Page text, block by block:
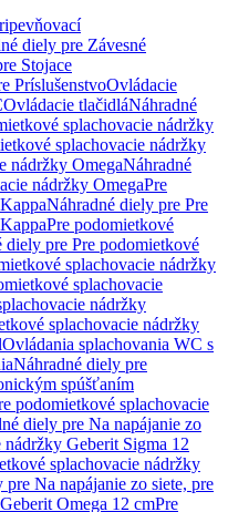
diely pre Závesné
Stojace
PríslušenstvoOvládacie
Ovládacie tlačidláNáhradné
splachovacie nádržky
splachovacie nádržky
nádržky OmegaNáhradné
nádržky OmegaPre
Náhradné diely pre Pre
Pre podomietkové
diely pre Pre podomietkové
splachovacie nádržky
splachovacie
nádržky
splachovacie nádržky
Ovládania splachovania WC s
Náhradné diely pre
spúšťaním
podomietkové splachovacie
diely pre Na napájanie zo
Geberit Sigma 12
splachovacie nádržky
Na napájanie zo siete, pre
Omega 12 cmPre